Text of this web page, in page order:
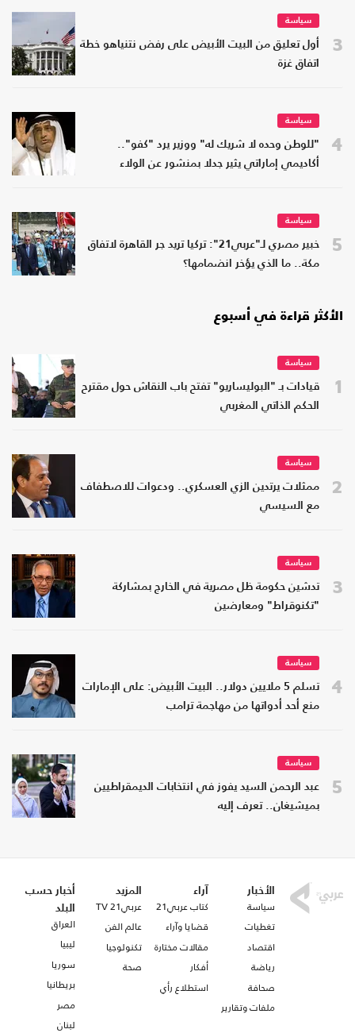
3
سياسة
أول تعليق من البيت الأبيض على رفض نتنياهو خطة
اتفاق غزة
4
سياسة
"للوطن وحده لا شريك له" ووزير يرد "كفو"..
أكاديمي إماراتي يثير جدلا بمنشور عن الولاء
5
سياسة
خبير مصري لـ"عربي21": تركيا تريد جر القاهرة لاتفاق
مكة.. ما الذي يؤخر انضمامها؟
الأكثر قراءة في أسبوع
1
سياسة
قيادات بـ "البوليساريو" تفتح باب النقاش حول مقترح
الحكم الذاتي المغربي
2
سياسة
ممثلات يرتدين الزي العسكري.. ودعوات للاصطفاف
مع السيسي
3
سياسة
تدشين حكومة ظل مصرية في الخارج بمشاركة
"تكنوقراط" ومعارضين
4
سياسة
تسلم 5 ملايين دولار.. البيت الأبيض: على الإمارات
منع أحد أدواتها من مهاجمة ترامب
5
سياسة
عبد الرحمن السيد يفوز في انتخابات الديمقراطيين
بميشيغان.. تعرف إليه
الأخبار
سياسة
تغطيات
اقتصاد
رياضة
صحافة
ملفات وتقارير
آراء
كتاب عربي21
قضايا وآراء
مقالات مختارة
أفكار
استطلاع رأي
المزيد
عربي21 TV
عالم الفن
تكنولوجيا
صحة
أخبار حسب
البلد
العراق
ليبيا
سوريا
بريطانيا
مصر
لبنان